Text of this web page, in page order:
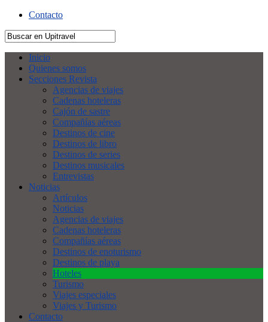
Contacto
Inicio
Quienes somos
Secciones Revista
Agencias de viajes
Cadenas hoteleras
Cajón de sastre
Compañías aéreas
Destinos de cine
Destinos de libro
Destinos de series
Destinos musicales
Entrevistas
Noticias
Artículos
Noticias
Agencias de viajes
Cadenas hoteleras
Compañías aéreas
Destinos de enoturismo
Destinos de playa
Hoteles
Turismo
Viajes especiales
Viajes y Turismo
Contacto